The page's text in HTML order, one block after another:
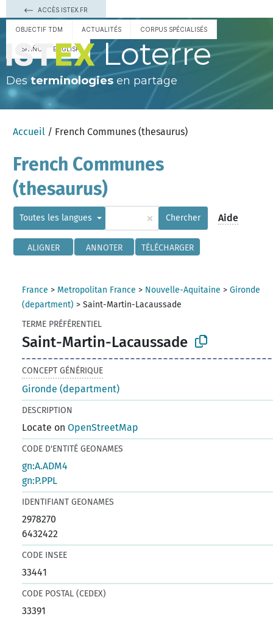
ACCÈS ISTEX.FR
OBJECTIF TDM ACTUALITÉS CORPUS SPÉCIALISÉS
ESPAÑOL ENGLISH Loterre
Des terminologies en partage
Accueil / French Communes (thesaurus)
French Communes
(thesaurus)
Toutes les langues × Chercher Aide
ALIGNER ANNOTER TÉLÉCHARGER
France > Metropolitan France > Nouvelle-Aquitaine >Gironde
(department) >Saint-Martin-Lacaussade
TERME PRÉFÉRENTIEL
Saint-Martin-Lacaussade
CONCEPT GÉNÉRIQUE
Gironde (department)
DESCRIPTION
Locate onOpenStreetMap
CODE D'ENTITÉ GEONAMES
gn:A.ADM4
gn:P.PPL
IDENTIFIANT GEONAMES
2978270
6432422
CODE INSEE
33441
CODE POSTAL (CEDEX)
33391